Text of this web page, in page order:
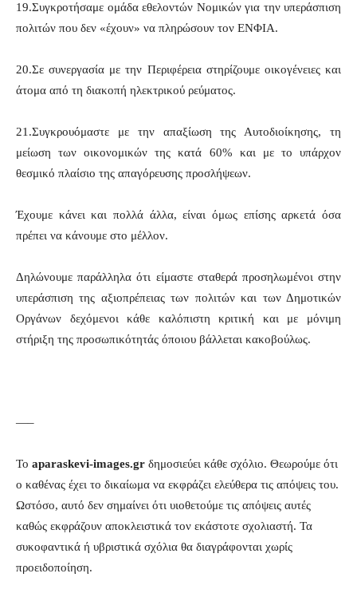
19.Συγκροτήσαμε ομάδα εθελοντών Νομικών για την υπεράσπιση
πολιτών που δεν «έχουν» να πληρώσουν τον ΕΝΦΙΑ.
20.Σε συνεργασία με την Περιφέρεια στηρίζουμε οικογένειες και
άτομα από τη διακοπή ηλεκτρικού ρεύματος.
21.Συγκρουόμαστε με την απαξίωση της Αυτοδιοίκησης, τη
μείωση των οικονομικών της κατά 60% και με το υπάρχον
θεσμικό πλαίσιο της απαγόρευσης προσλήψεων.
Έχουμε κάνει και πολλά άλλα, είναι όμως επίσης αρκετά όσα
πρέπει να κάνουμε στο μέλλον.
Δηλώνουμε παράλληλα ότι είμαστε σταθερά προσηλωμένοι στην
υπεράσπιση της αξιοπρέπειας των πολιτών και των Δημοτικών
Οργάνων δεχόμενοι κάθε καλόπιστη κριτική και με μόνιμη
στήριξη της προσωπικότητάς όποιου βάλλεται κακοβούλως.
—–
Το aparaskevi-images.gr δημοσιεύει κάθε σχόλιο. Θεωρούμε ότι
ο καθένας έχει το δικαίωμα να εκφράζει ελεύθερα τις απόψεις του.
Ωστόσο, αυτό δεν σημαίνει ότι υιοθετούμε τις απόψεις αυτές
καθώς εκφράζουν αποκλειστικά τον εκάστοτε σχολιαστή. Τα
συκοφαντικά ή υβριστικά σχόλια θα διαγράφονται χωρίς
προειδοποίηση.